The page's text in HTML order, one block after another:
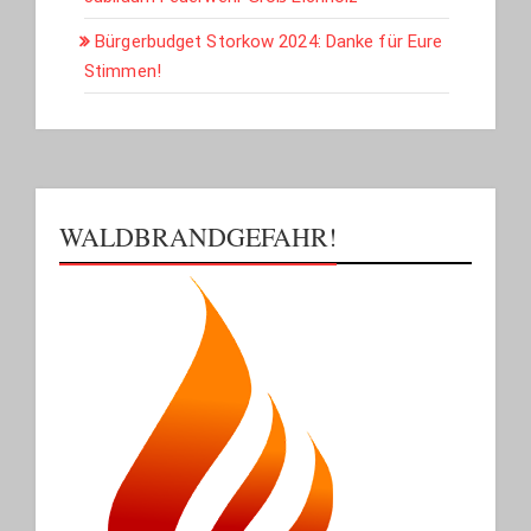
Bürgerbudget Storkow 2024: Danke für Eure
Stimmen!
WALDBRANDGEFAHR!